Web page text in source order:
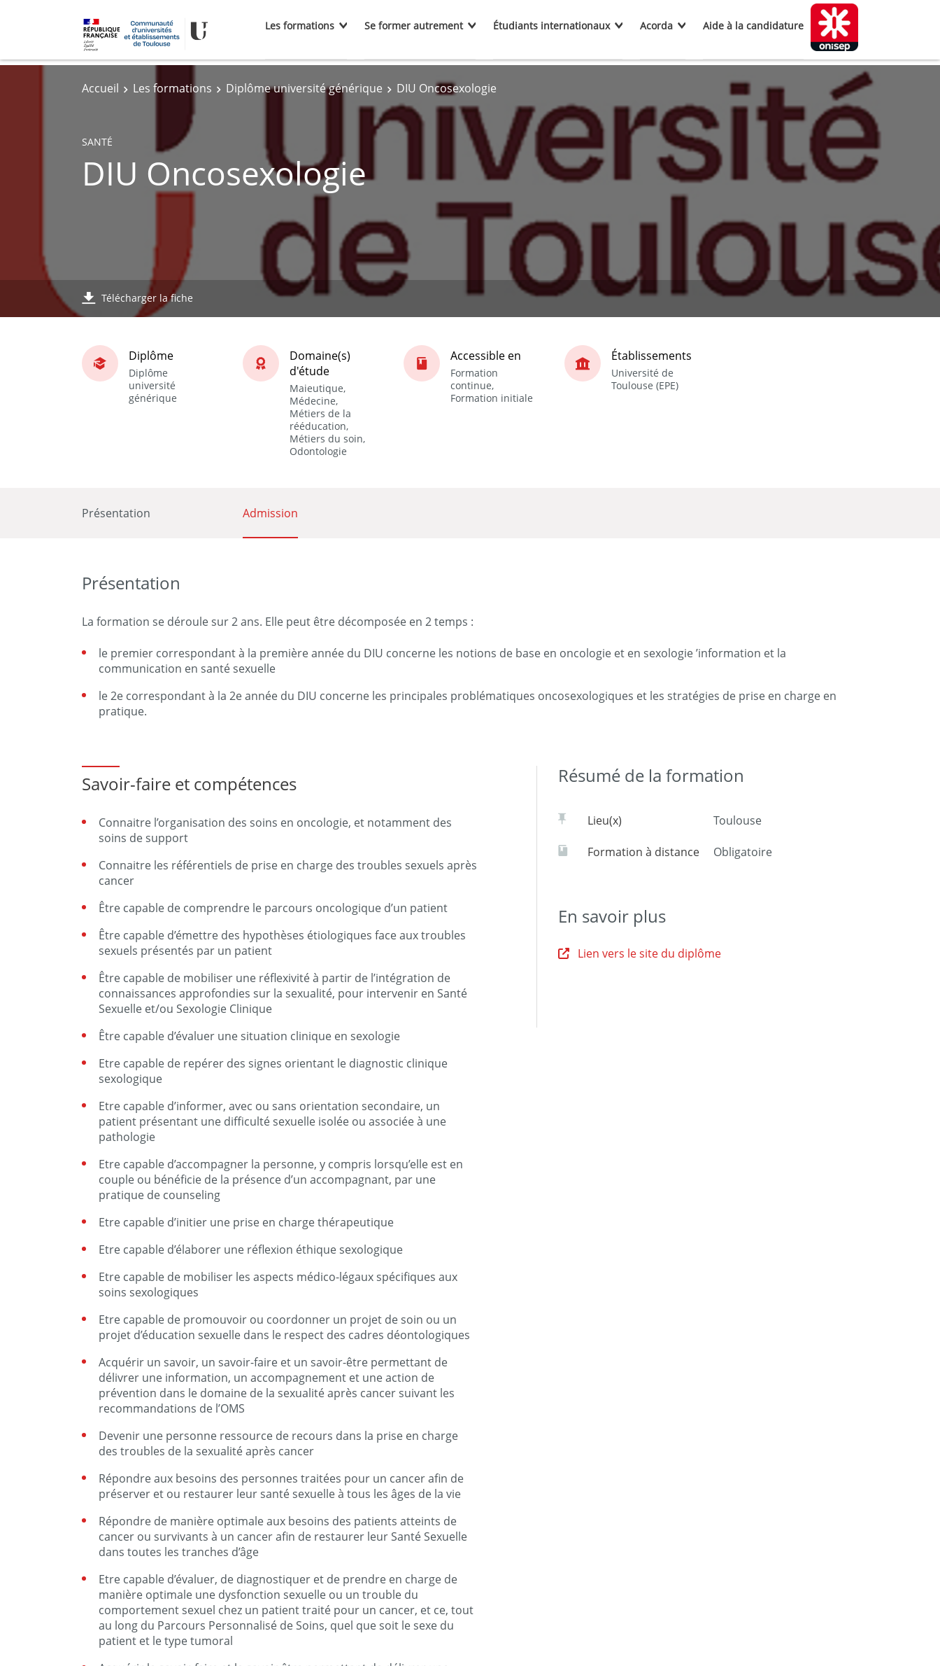
Les formations Se former autrement Étudiants internationaux Acorda Aide à la candidature
Accueil Les formations Diplôme université générique DIU Oncosexologie
SANTÉ
DIU Oncosexologie
Télécharger la fiche
Diplôme
Diplôme
université
générique
Domaine(s)
d'étude
Maieutique,
Médecine,
Métiers de la
rééducation,
Métiers du soin,
Odontologie
Accessible en
Formation
continue,
Formation initiale
Établissements
Université de
Toulouse (EPE)
Présentation Admission
Présentation
La formation se déroule sur 2 ans. Elle peut être décomposée en 2 temps :
le premier correspondant à la première année du DIU concerne les notions de base en oncologie et en sexologie ’information et la
communication en santé sexuelle
le 2e correspondant à la 2e année du DIU concerne les principales problématiques oncosexologiques et les stratégies de prise en charge en
pratique.
Savoir-faire et compétences
Connaitre l’organisation des soins en oncologie, et notamment des
soins de support
Connaitre les référentiels de prise en charge des troubles sexuels après
cancer
Être capable de comprendre le parcours oncologique d’un patient
Être capable d’émettre des hypothèses étiologiques face aux troubles
sexuels présentés par un patient
Être capable de mobiliser une réflexivité à partir de l’intégration de
connaissances approfondies sur la sexualité, pour intervenir en Santé
Sexuelle et/ou Sexologie Clinique
Être capable d’évaluer une situation clinique en sexologie
Etre capable de repérer des signes orientant le diagnostic clinique
sexologique
Etre capable d’informer, avec ou sans orientation secondaire, un
patient présentant une difficulté sexuelle isolée ou associée à une
pathologie
Etre capable d’accompagner la personne, y compris lorsqu’elle est en
couple ou bénéficie de la présence d’un accompagnant, par une
pratique de counseling
Etre capable d’initier une prise en charge thérapeutique
Etre capable d’élaborer une réflexion éthique sexologique
Etre capable de mobiliser les aspects médico-légaux spécifiques aux
soins sexologiques
Etre capable de promouvoir ou coordonner un projet de soin ou un
projet d’éducation sexuelle dans le respect des cadres déontologiques
Acquérir un savoir, un savoir-faire et un savoir-être permettant de
délivrer une information, un accompagnement et une action de
prévention dans le domaine de la sexualité après cancer suivant les
recommandations de l’OMS
Devenir une personne ressource de recours dans la prise en charge
des troubles de la sexualité après cancer
Répondre aux besoins des personnes traitées pour un cancer afin de
préserver et ou restaurer leur santé sexuelle à tous les âges de la vie
Répondre de manière optimale aux besoins des patients atteints de
cancer ou survivants à un cancer afin de restaurer leur Santé Sexuelle
dans toutes les tranches d’âge
Etre capable d’évaluer, de diagnostiquer et de prendre en charge de
manière optimale une dysfonction sexuelle ou un trouble du
comportement sexuel chez un patient traité pour un cancer, et ce, tout
au long du Parcours Personnalisé de Soins, quel que soit le sexe du
patient et le type tumoral
Résumé de la formation
Lieu(x) Toulouse
Formation à distance Obligatoire
En savoir plus
Lien vers le site du diplôme